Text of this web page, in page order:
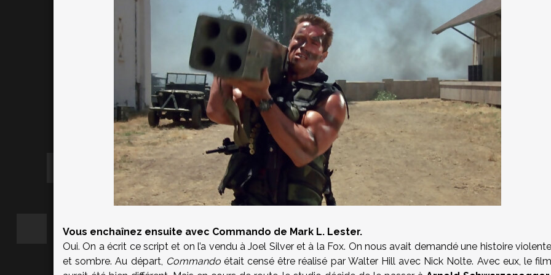
Vous enchaînez ensuite avec Commando de Mark L. Lester.
Oui. On a écrit ce script et on l’a vendu à Joel Silver et à la Fox. On nous avait demandé une histoire violente
et sombre. Au départ, Commandoétait censé être réalisé par Walter Hill avec Nick Nolte. Avec eux, le